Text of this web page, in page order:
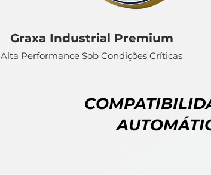
Graxa Industrial Premium
Alta Performance Sob Condições Críticas